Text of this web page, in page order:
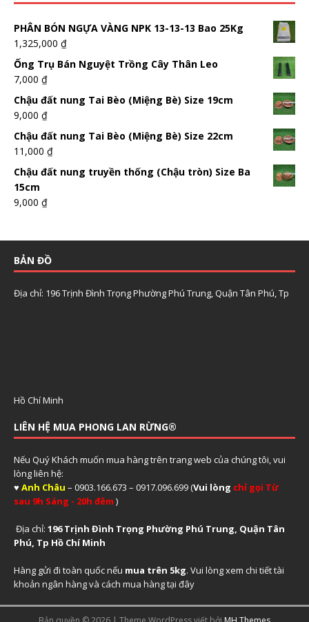
PHÂN BÓN NGỰA VÀNG NPK 13-13-13 Bao 25Kg
1,325,000 ₫
Ống Trụ Bán Nguyệt Trồng Cây Thân Leo
7,000 ₫
Chậu đất nung Tai Bèo (Miệng Bè) Size 19cm
9,000 ₫
Chậu đất nung Tai Bèo (Miệng Bè) Size 22cm
11,000 ₫
Chậu đất nung truyền thống (Chậu tròn) Size Ba
15cm
9,000 ₫
BẢN ĐỒ
Địa chỉ: 196 Trịnh Đình Trọng Phường Phú Trung, Quận Tân Phú, Tp
Hồ Chí Minh
LIÊN HỆ MUA PHONG LAN RỪNG®
Nếu Quý Khách muốn mua hàng trên trang web của chúng tôi, vui
lòng liên hệ:
♥ Anh Châu – 0903.166.673 – 0917.096.699 (Vui lòng chỉ gọi Từ
sau 9h Sáng - 20h đêm )
Địa chỉ: 196 Trịnh Đình Trọng Phường Phú Trung, Quận Tân
Phú, Tp Hồ Chí Minh
Hàng gửi đi toàn quốc nếu mua trên 5kg. Vui lòng xem chi tiết tài
khoản ngân hàng và cách mua hàng tại đây